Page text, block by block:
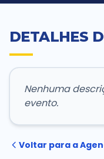
Transparência
IDIOMA
DETALHES
Nenhuma
evento.
Voltar para a